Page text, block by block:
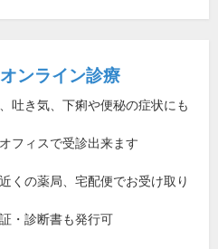
オンライン診療
吐き気、下痢や便秘の症状にも
フィスで受診出来ます
くの薬局、宅配便でお受け取り
・診断書も発行可